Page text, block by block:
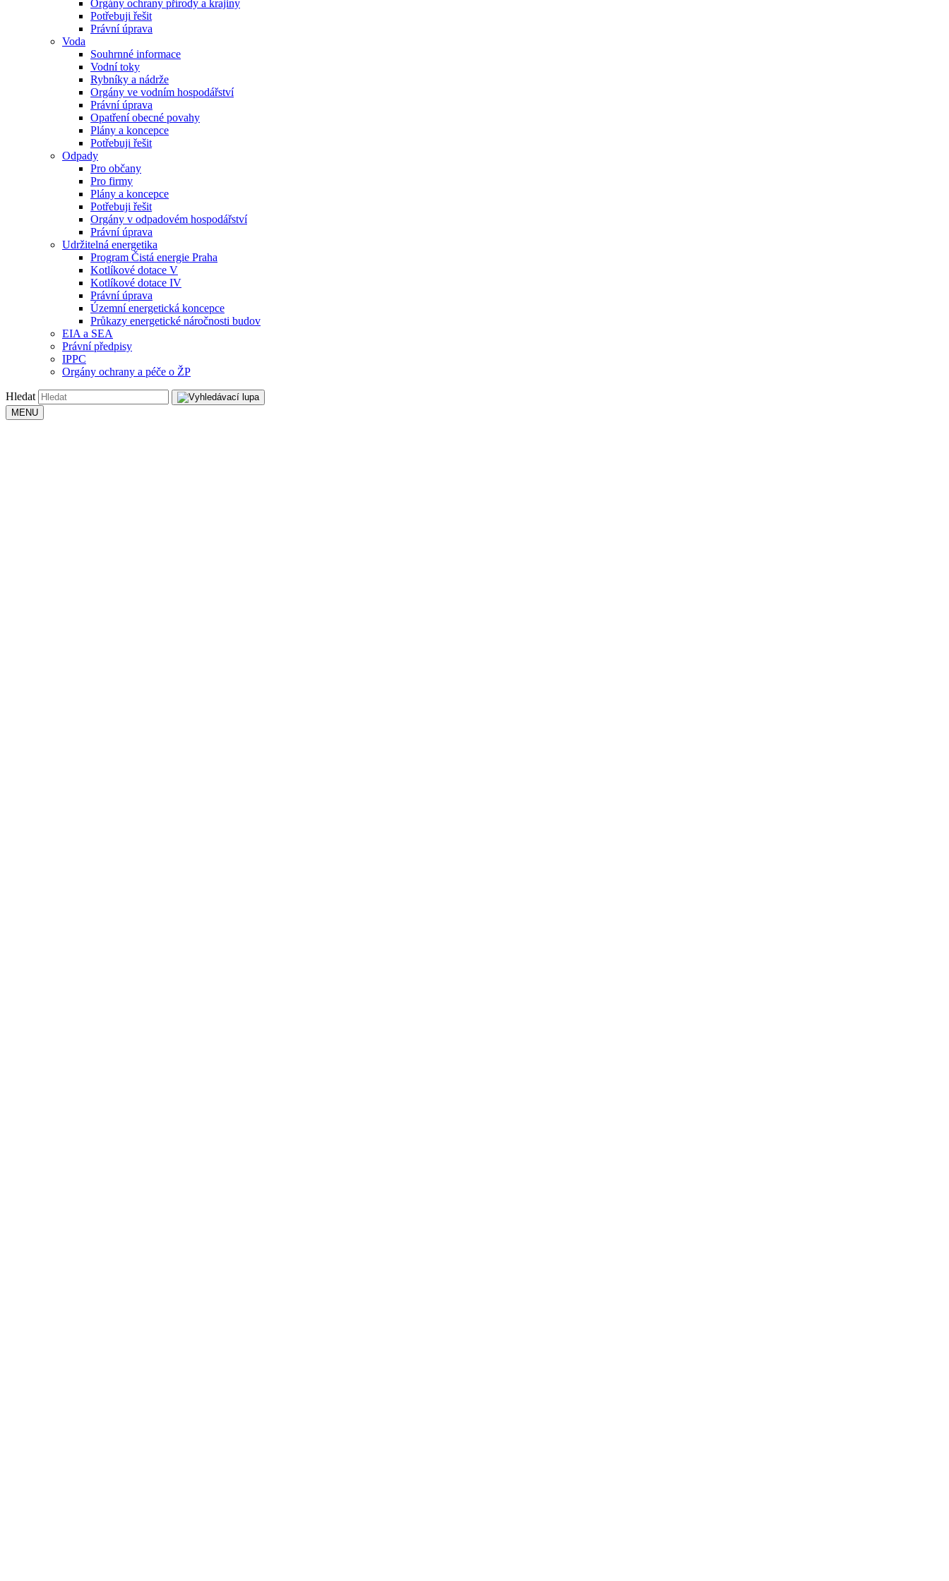
Orgány ochrany přírody a krajiny
Potřebuji řešit
Právní úprava
Voda
Souhrnné informace
Vodní toky
Rybníky a nádrže
Orgány ve vodním hospodářství
Právní úprava
Opatření obecné povahy
Plány a koncepce
Potřebuji řešit
Odpady
Pro občany
Pro firmy
Plány a koncepce
Potřebuji řešit
Orgány v odpadovém hospodářství
Právní úprava
Udržitelná energetika
Program Čistá energie Praha
Kotlíkové dotace V
Kotlíkové dotace IV
Právní úprava
Územní energetická koncepce
Průkazy energetické náročnosti budov
EIA a SEA
Právní předpisy
IPPC
Orgány ochrany a péče o ŽP
Hledat
MENU